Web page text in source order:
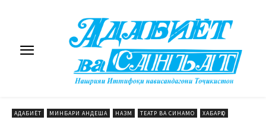
АДАБИЁТ МИНБАРИ АНДЕША НАЗМ ТЕАТР ВА СИНАМО
ХАБАРҲО